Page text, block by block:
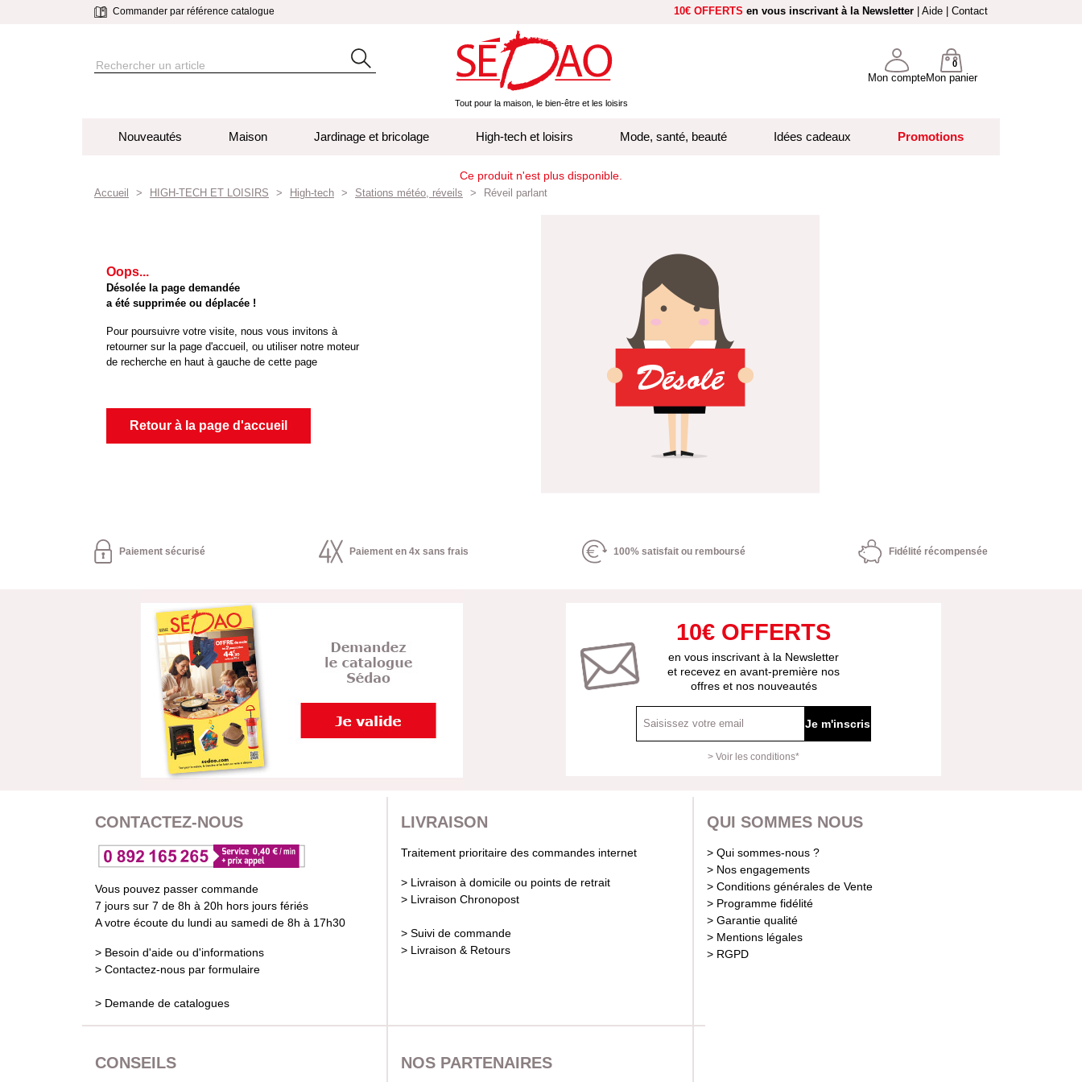
Commander par référence catalogue 10€ OFFERTS en vous inscrivant à la Newsletter Aide Contact
Tout pour la maison, le bien-être et les loisirs
Mon compteMon panier
0
Nouveautés Maison Jardinage et bricolage High-tech et loisirs Mode, santé, beauté Idées cadeaux Promotions
Ce produit n'est plus disponible.
Accueil
HIGH-TECH ET LOISIRS High-tech Stations météo, réveils Réveil parlant
Oops...
Désolée la page demandée
a été supprimée ou déplacée !
Pour poursuivre votre visite, nous vous invitons à
retourner sur la page d'accueil, ou utiliser notre moteur
de recherche en haut à gauche de cette page
Retour à la page d'accueil
Paiement sécurisé Paiement en 4x sans frais 100% satisfait ou remboursé Fidélité récompensée
10€ OFFERTS
en vous inscrivant à la Newsletter
et recevez en avant-première nos
offres et nos nouveautés
Je m'inscris
> Voir les conditions*
CONTACTEZ-NOUS
Vous pouvez passer commande
7 jours sur 7 de 8h à 20h hors jours fériés
A votre écoute du lundi au samedi de 8h à 17h30
> Besoin d'aide ou d'informations
> Contactez-nous par formulaire
> Demande de catalogues
LIVRAISON
Traitement prioritaire des commandes internet
> Livraison à domicile ou points de retrait
> Livraison Chronopost
> Suivi de commande
> Livraison & Retours
QUI SOMMES NOUS
> Qui sommes-nous ?
> Nos engagements
> Conditions générales de Vente
> Programme fidélité
> Garantie qualité
> Mentions légales
> RGPD
CONSEILS NOS PARTENAIRES